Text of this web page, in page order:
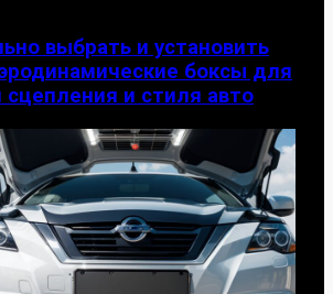
выбрать и установить
боксы для
и стиля авто